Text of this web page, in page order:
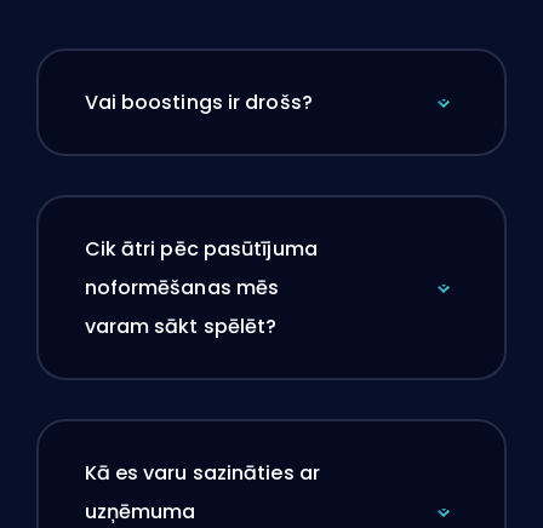
Vai boostings ir drošs?
Cik ātri pēc pasūtījuma
noformēšanas mēs
varam sākt spēlēt?
Kā es varu sazināties ar
uzņēmuma